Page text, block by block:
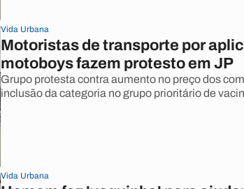
Vida Urbana
Motoristas de transporte por
motoboys fazem protesto em JP
Grupo protesta contra aumento no preço dos
inclusão da categoria no grupo prioritário de
Vida Urbana